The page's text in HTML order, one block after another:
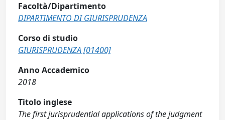
Facoltà/Dipartimento
DIPARTIMENTO DI GIURISPRUDENZA
Corso di studio
GIURISPRUDENZA [01400]
Anno Accademico
2018
Titolo inglese
The first jurisprudential applications of the judgment